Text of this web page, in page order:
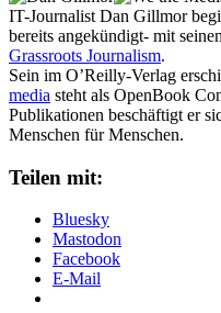
IT-Journalist Dan Gillmor
bereits angekündigt- mit
Grassroots Journalism.
Sein im O’Reilly-Verlag
media steht als OpenBook
Publikationen beschäftigt er
Menschen für Menschen.
Teilen mit:
Bluesky
Mastodon
Facebook
E-Mail